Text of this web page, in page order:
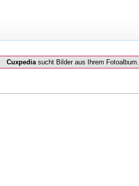
Cuxpediasucht Bilder aus Ihrem Fotoalbum.